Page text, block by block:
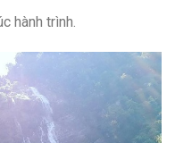
hành trình.